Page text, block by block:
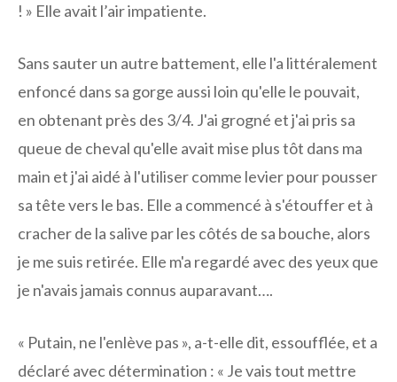
! » Elle avait l’air impatiente.
Sans sauter un autre battement, elle l'a littéralement
enfoncé dans sa gorge aussi loin qu'elle le pouvait,
en obtenant près des 3/4. J'ai grogné et j'ai pris sa
queue de cheval qu'elle avait mise plus tôt dans ma
main et j'ai aidé à l'utiliser comme levier pour pousser
sa tête vers le bas. Elle a commencé à s'étouffer et à
cracher de la salive par les côtés de sa bouche, alors
je me suis retirée. Elle m'a regardé avec des yeux que
je n'avais jamais connus auparavant….
« Putain, ne l'enlève pas », a-t-elle dit, essoufflée, et a
déclaré avec détermination : « Je vais tout mettre